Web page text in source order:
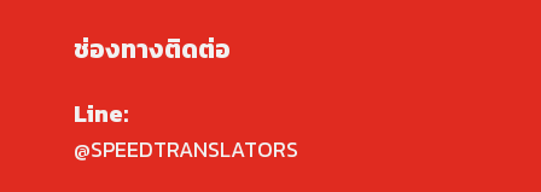
ช่องทางติดต่อ
Line:
@SPEEDTRANSLATORS